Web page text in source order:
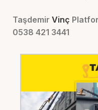
Taşdemir Vinç
0538 421 3441